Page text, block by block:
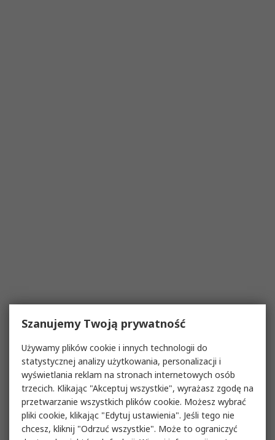
Szanujemy Twoją prywatność
Używamy plików cookie i innych technologii do
statystycznej analizy użytkowania, personalizacji i
wyświetlania reklam na stronach internetowych osób
trzecich. Klikając "Akceptuj wszystkie", wyrażasz zgodę na
przetwarzanie wszystkich plików cookie. Możesz wybrać
pliki cookie, klikając "Edytuj ustawienia". Jeśli tego nie
chcesz, kliknij "Odrzuć wszystkie". Może to ograniczyć